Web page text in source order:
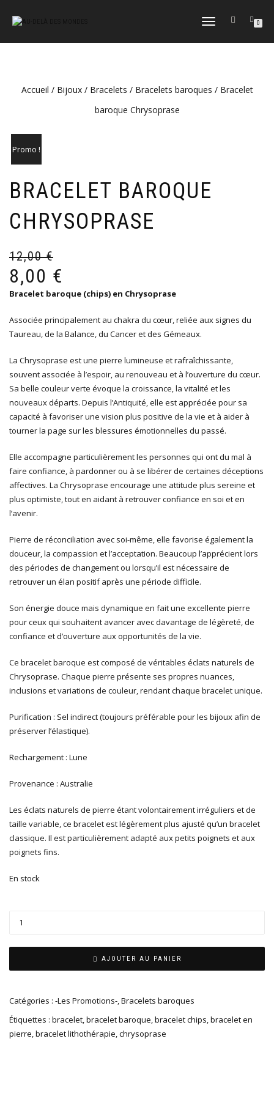
DÉPLIER
NAVIGATION
0
Accueil / Bijoux/ Bracelets / Bracelets baroques / Bracelet
baroque Chrysoprase
Promo !
BRACELET BAROQUE
CHRYSOPRASE
12,00€
8,00 €
Bracelet baroque (chips) en Chrysoprase
Associée principalement au chakra du cœur, reliée aux signes du
Taureau, de la Balance, du Cancer et des Gémeaux.
La Chrysoprase est une pierre lumineuse et rafraîchissante,
souvent associée à l’espoir, au renouveau et à l’ouverture du cœur.
Sa belle couleur verte évoque la croissance, la vitalité et les
nouveaux départs. Depuis l’Antiquité, elle est appréciée pour sa
capacité à favoriser une vision plus positive de la vie et à aider à
tourner la page sur les blessures émotionnelles du passé.
Elle accompagne particulièrement les personnes qui ont du mal à
faire confiance, à pardonner ou à se libérer de certaines déceptions
affectives. La Chrysoprase encourage une attitude plus sereine et
plus optimiste, tout en aidant à retrouver confiance en soi et en
l’avenir.
Pierre de réconciliation avec soi-même, elle favorise également la
douceur, la compassion et l’acceptation. Beaucoup l’apprécient lors
des périodes de changement ou lorsqu’il est nécessaire de
retrouver un élan positif après une période difficile.
Son énergie douce mais dynamique en fait une excellente pierre
pour ceux qui souhaitent avancer avec davantage de légèreté, de
confiance et d’ouverture aux opportunités de la vie.
Ce bracelet baroque est composé de véritables éclats naturels de
Chrysoprase. Chaque pierre présente ses propres nuances,
inclusions et variations de couleur, rendant chaque bracelet unique.
Purification : Sel indirect (toujours préférable pour les bijoux afin de
préserver l’élastique).
Rechargement : Lune
Provenance : Australie
Les éclats naturels de pierre étant volontairement irréguliers et de
taille variable, ce bracelet est légèrement plus ajusté qu’un bracelet
classique. Il est particulièrement adapté aux petits poignets et aux
poignets fins.
En stock
AJOUTER AU PANIER
Catégories : -Les Promotions-,Bracelets baroques
Étiquettes : bracelet,bracelet baroque,bracelet chips,bracelet en
pierre,bracelet lithothérapie,chrysoprase